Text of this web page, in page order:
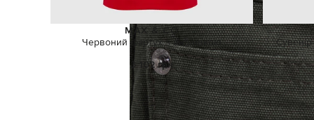
MAX & CO
Червоний фартух з вишивкою
3 102 грн